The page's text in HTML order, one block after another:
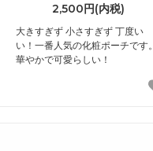
2,500円(内税)
大きすぎず 小さすぎず 丁度い
い！一番人気の化粧ポーチです。
華やかで可愛らしい！